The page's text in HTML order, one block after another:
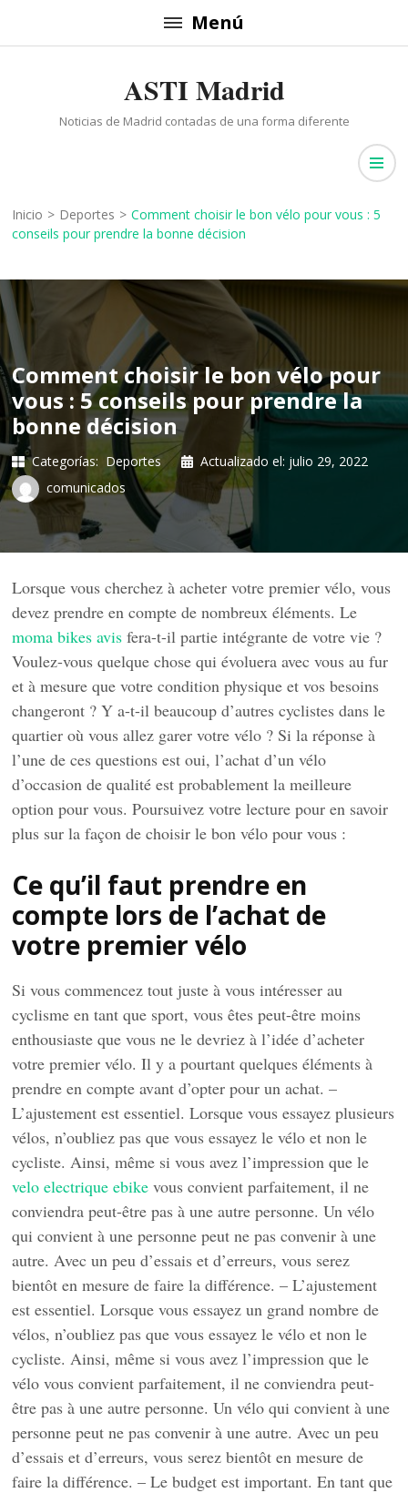
al
Menú
ASTI Madrid
Noticias de Madrid contadas de una forma diferente
Inicio > Deportes > Comment choisir le bon vélo pour vous : 5
conseils pour prendre la bonne décision
Comment choisir le bon vélo pour
vous : 5 conseils pour prendre la
bonne décision
Categorías: Deportes Actualizado el: julio 29, 2022
comunicados
Lorsque vous cherchez à acheter votre premier vélo, vous
devez prendre en compte de nombreux éléments. Le
moma bikes avis fera-t-il partie intégrante de votre vie ?
Voulez-vous quelque chose qui évoluera avec vous au fur
et à mesure que votre condition physique et vos besoins
changeront ? Y a-t-il beaucoup d’autres cyclistes dans le
quartier où vous allez garer votre vélo ? Si la réponse à
l’une de ces questions est oui, l’achat d’un vélo
d’occasion de qualité est probablement la meilleure
option pour vous. Poursuivez votre lecture pour en savoir
plus sur la façon de choisir le bon vélo pour vous :
Ce qu’il faut prendre en
compte lors de l’achat de
votre premier vélo
Si vous commencez tout juste à vous intéresser au
cyclisme en tant que sport, vous êtes peut-être moins
enthousiaste que vous ne le devriez à l’idée d’acheter
votre premier vélo. Il y a pourtant quelques éléments à
prendre en compte avant d’opter pour un achat. –
L’ajustement est essentiel. Lorsque vous essayez plusieurs
vélos, n’oubliez pas que vous essayez le vélo et non le
cycliste. Ainsi, même si vous avez l’impression que le
velo electrique ebike vous convient parfaitement, il ne
conviendra peut-être pas à une autre personne. Un vélo
qui convient à une personne peut ne pas convenir à une
autre. Avec un peu d’essais et d’erreurs, vous serez
bientôt en mesure de faire la différence. – L’ajustement
est essentiel. Lorsque vous essayez un grand nombre de
vélos, n’oubliez pas que vous essayez le vélo et non le
cycliste. Ainsi, même si vous avez l’impression que le
vélo vous convient parfaitement, il ne conviendra peut-
être pas à une autre personne. Un vélo qui convient à une
personne peut ne pas convenir à une autre. Avec un peu
d’essais et d’erreurs, vous serez bientôt en mesure de
faire la différence. – Le budget est important. En tant que